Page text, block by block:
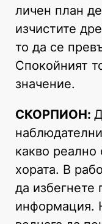
личен план
изчистите
то да се
Спокойният
значение.
СКОРПИОН:
какво реално
хората. В
да
информация.